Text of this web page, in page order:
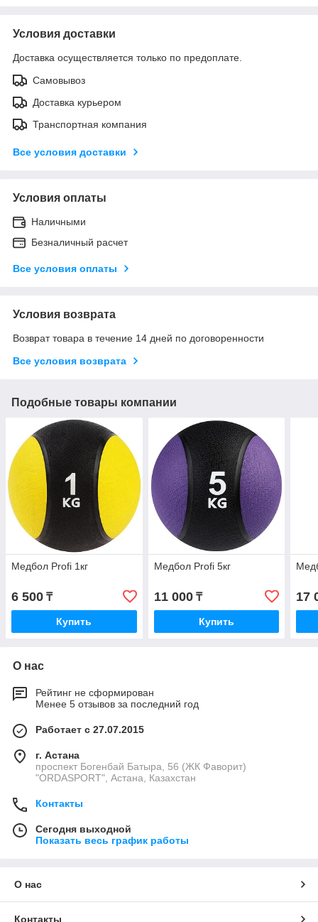
Условия доставки
Доставка осуществляется только по предоплате.
Самовывоз
Доставка курьером
Транспортная компания
Все условия доставки
Условия оплаты
Наличными
Безналичный расчет
Все условия оплаты
Условия возврата
Возврат товара в течение 14 дней по договоренности
Все условия возврата
Подобные товары компании
Медбол Profi 1кг
6 500 ₸
Купить
Медбол Profi 5кг
11 000₸
Купить
17
О нас
Рейтинг не сформирован
Менее 5 отзывов за последний год
Работает с 27.07.2015
г. Астана
проспект Богенбай Батыра, 56 (ЖК Фаворит)
"ORDASPORT", Астана, Казахстан
Контакты
Сегодня выходной
Показать весь график работы
О нас
Контакты